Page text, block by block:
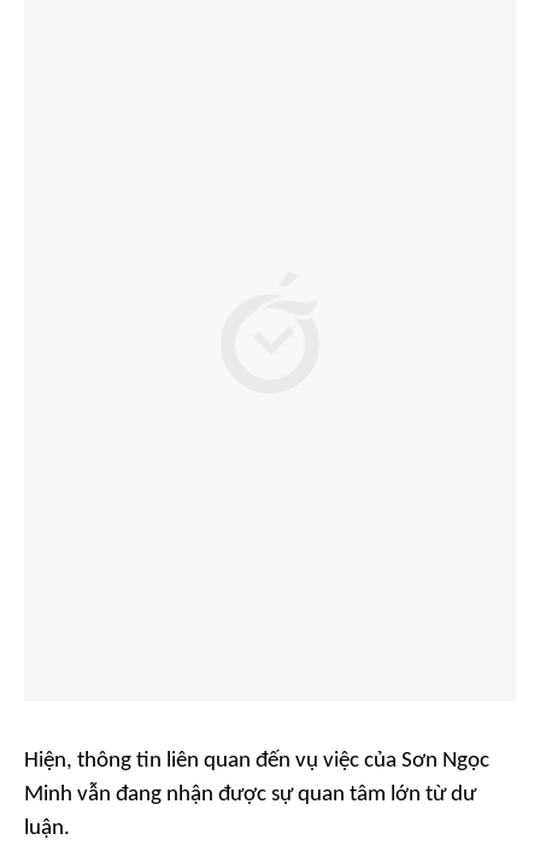
Hiện, thông tin liên quan đến vụ việc của Sơn Ngọc
Minh vẫn đang nhận được sự quan tâm lớn từ dư
luận.